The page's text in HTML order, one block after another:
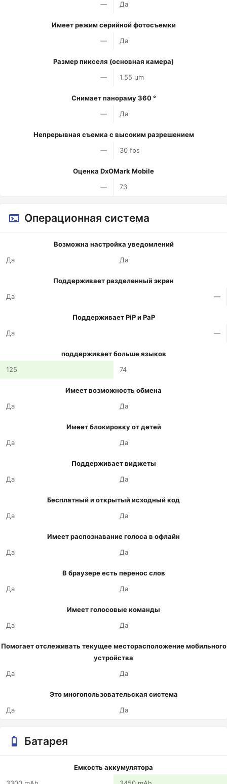
—
Да
Имеет режим серийной фотосъемки
—
Да
Размер пикселя (основная камера)
—
1.55 µm
Снимает панораму 360 °
—
Да
Непрерывная съемка с высоким разрешением
—
30 fps
Оценка DxOMark Mobile
—
73
Операционная система
Возможна настройка уведомлений
Да
Да
Поддерживает разделенный экран
Да
—
Поддерживает PiP и PaP
Да
—
поддерживает больше языков
125
74
Имеет возможность обмена
Да
Да
Имеет блокировку от детей
Да
Да
Поддерживает виджеты
Да
Да
Бесплатный и открытый исходный код
Да
Да
Имеет распознавание голоса в офлайн
Да
Да
В браузере есть перенос слов
Да
Да
Имеет голосовые команды
Да
Да
Помогает отслеживать текущее месторасположение мобильного
устройства
Да
Да
Это многопользовательская система
Да
Да
Батарея
Емкость аккумулятора